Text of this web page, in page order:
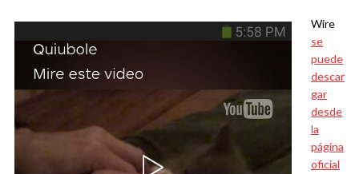
Wire
se
puede
descar
gar
desde
la
página
oficial